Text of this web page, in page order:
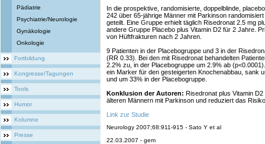
Pädiatrie
Psychiatrie/Neurologie
Gynäkologie
Onkologie
Fortbildung
Kongresse/Tagungen
Tools
Humor
Kolumne
Presse
In die prospektive, randomisierte, doppelblinde,
242 über 65-jährige Männer mit Parkinson
geteilt. Eine Gruppe erhielt täglich Risedronat 2.5 mg
andere Gruppe Placebo plus Vitamin D2 für 2 Jahre.
von Hüftfrakturen nach 2 Jahren.
9 Patienten in der Placebogruppe und 3 in der
(RR 0.33). Bei den mit Risedronat behandelten
2.2% zu, in der Placebogruppe um 2.9% ab
ein Marker für den gesteigerten Knochenabbau, sank
und um 33% in der Placebogruppe.
Konklusion der Autoren: Risedronat plus Vitamin
älteren Männern mit Parkinson und reduziert das
Link zur Studie
Neurology 2007;68:911-915 - Sato Y et al
22.03.2007 - gem